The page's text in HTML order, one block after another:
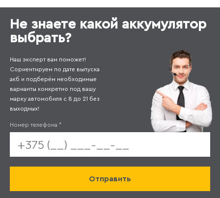
Не знаете какой аккумулятор
выбрать?
Наш эксперт вам поможет!
Сориентируем по дате выпуска
акб и подберём необходимые
варианты конкретно под вашу
марку автомобиля с 8 до 21 без
выходных!
Номер телефона *